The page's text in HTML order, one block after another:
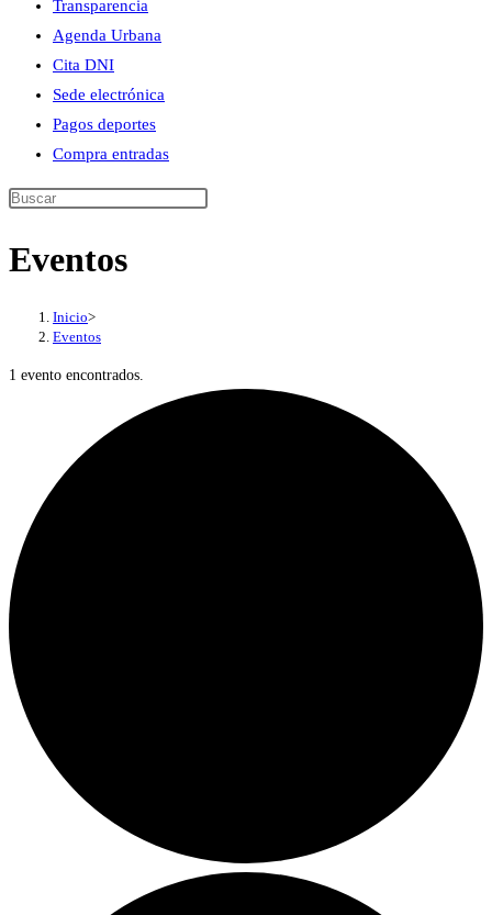
Transparencia
Agenda Urbana
Cita DNI
Sede electrónica
Pagos deportes
Compra entradas
Buscar
esta
Eventos
Inicio>
Eventos
1 evento encontrados.